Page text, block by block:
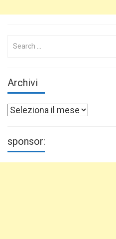
Search
Archivi
Archivi
sponsor: